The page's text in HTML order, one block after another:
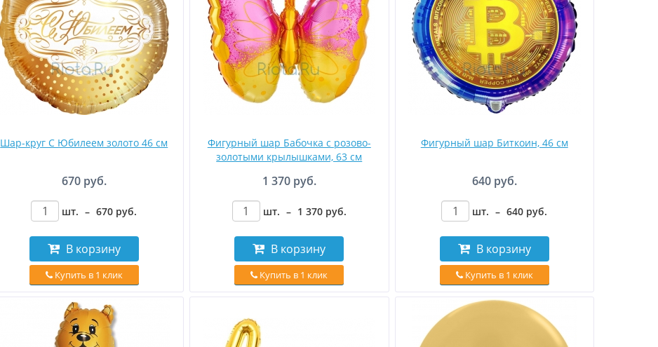
Шар-круг С Юбилеем золото 46 см
670 руб.
шт. – 670 руб.
В корзину
Купить в 1 клик
Фигурный шар Бабочка с розово-
золотыми крылышками, 63 см
1 370 руб.
шт. – 1 370 руб.
В корзину
Купить в 1 клик
Фигурный шар Биткоин, 46 см
640 руб.
шт. – 640 руб.
В корзину
Купить в 1 клик